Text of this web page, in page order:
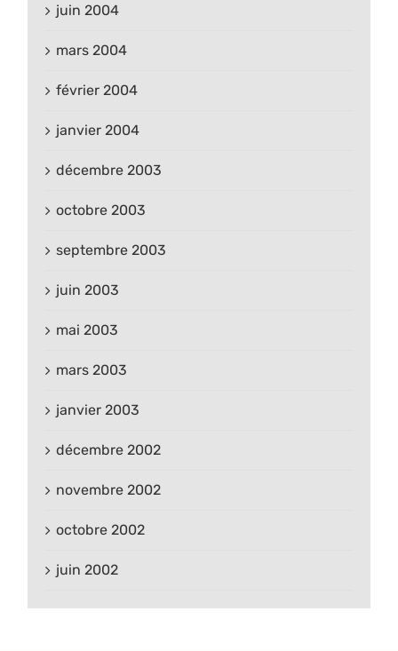
juin 2004
mars 2004
février 2004
janvier 2004
décembre 2003
octobre 2003
septembre 2003
juin 2003
mai 2003
mars 2003
janvier 2003
décembre 2002
novembre 2002
octobre 2002
juin 2002